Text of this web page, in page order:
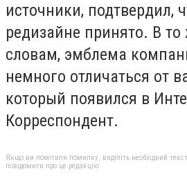
источники, подтвердил,
редизайне принято. В
словам, эмблема
немного отличаться от
который появился в
Корреспондент.
Якщо ви помітили помилку, виділіть необхідний
повідомити про це редакцію